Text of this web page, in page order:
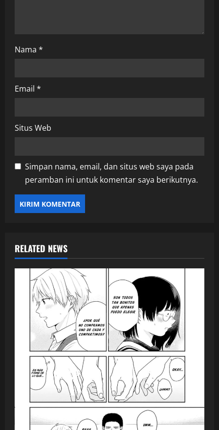
Nama *
Email *
Situs Web
Simpan nama, email, dan situs web saya pada
peramban ini untuk komentar saya berikutnya.
RELATED NEWS